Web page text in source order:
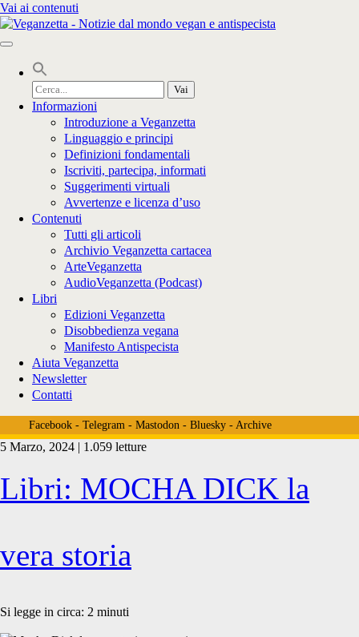
Vai ai contenuti
Cerca
per:
Informazioni
Introduzione a Veganzetta
Linguaggio e principi
Definizioni fondamentali
Iscriviti, partecipa, informati
Suggerimenti virtuali
Avvertenze e licenza d’uso
Contenuti
Tutti gli articoli
Archivio Veganzetta cartacea
ArteVeganzetta
AudioVeganzetta (Podcast)
Libri
Edizioni Veganzetta
Disobbedienza vegana
Manifesto Antispecista
Aiuta Veganzetta
Newsletter
Contatti
Facebook- Telegram- Mastodon- Bluesky- Archive
Tag:
<span>ambra
garlaschelli</span>
5 Marzo, 2024 | 1.059 letture
Libri: MOCHA DICK la
vera storia
Si legge in circa: 2 minuti